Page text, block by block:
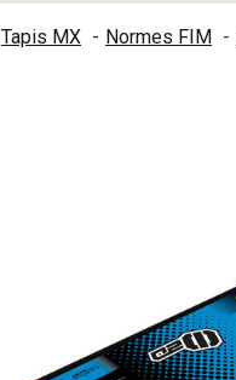
Tapis MX Normes FIM